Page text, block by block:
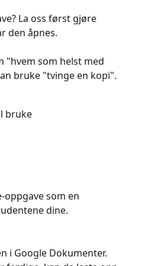
La oss først gjøre
den åpnes.
"hvem som helst med
bruke "tvinge en kopi".
bruke
oppgave som en
dine.
i Google Dokumenter.